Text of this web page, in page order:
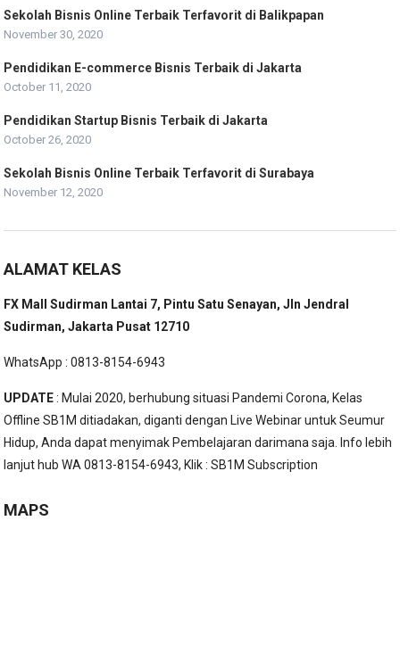
Sekolah Bisnis Online Terbaik Terfavorit di Balikpapan
November 30, 2020
Pendidikan E-commerce Bisnis Terbaik di Jakarta
October 11, 2020
Pendidikan Startup Bisnis Terbaik di Jakarta
October 26, 2020
Sekolah Bisnis Online Terbaik Terfavorit di Surabaya
November 12, 2020
ALAMAT KELAS
FX Mall Sudirman Lantai 7, Pintu Satu Senayan, Jln Jendral
Sudirman, Jakarta Pusat 12710
WhatsApp : 0813-8154-6943
UPDATE: Mulai 2020, berhubung situasi Pandemi Corona, Kelas
Offline SB1M ditiadakan, diganti dengan Live Webinar untuk Seumur
Hidup, Anda dapat menyimak Pembelajaran darimana saja. Info lebih
lanjut hub WA 0813-8154-6943, Klik :SB1M Subscription
MAPS